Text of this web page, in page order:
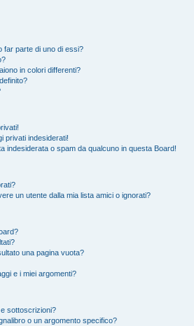
far parte di uno di essi?
in colori differenti?
privati indesiderati!
indesiderata o spam da qualcuno in questa Board!
un utente dalla mia lista amici o ignorati?
una pagina vuota?
e i miei argomenti?
sottoscrizioni?
o un argomento specifico?